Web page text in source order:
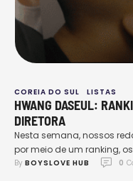
COREIA DO SUL LISTAS
HWANG DASEUL:
DIRETORA
Nesta semana, nossos
por meio de um ranking,
coreana Hwang DaSeul.
By BOYSLOVE HUB 0